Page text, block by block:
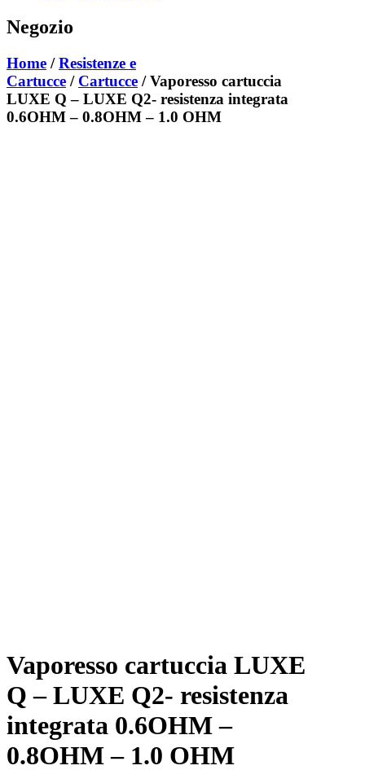
Negozio
Home /Resistenze e
Cartucce / Cartucce / Vaporesso cartuccia
LUXE Q – LUXE Q2- resistenza integrata
0.6OHM – 0.8OHM – 1.0 OHM
Vaporesso cartuccia LUXE
Q – LUXE Q2- resistenza
integrata 0.6OHM –
0.8OHM – 1.0 OHM